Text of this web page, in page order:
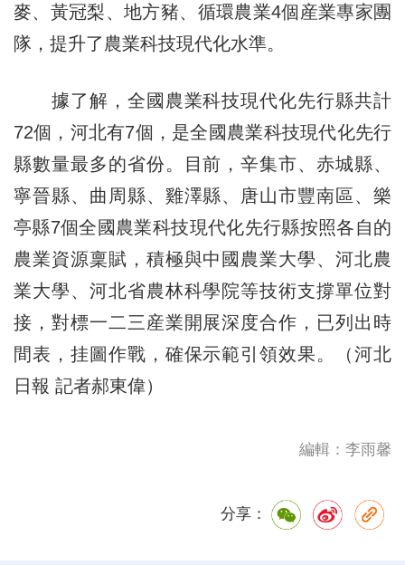
麥、黃冠梨、地方豬、循環農業4個産業專家團
隊，提升了農業科技現代化水準。
據了解，全國農業科技現代化先行縣共計
72個，河北有7個，是全國農業科技現代化先行
縣數量最多的省份。目前，辛集市、赤城縣、
寧晉縣、曲周縣、雞澤縣、唐山市豐南區、樂
亭縣7個全國農業科技現代化先行縣按照各自的
農業資源稟賦，積極與中國農業大學、河北農
業大學、河北省農林科學院等技術支撐單位對
接，對標一二三産業開展深度合作，已列出時
間表，挂圖作戰，確保示範引領效果。（河北
日報 記者郝東偉）
編輯：李雨馨
分享：